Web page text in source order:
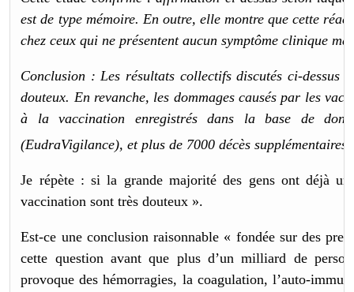
est de type mémoire. En outre, elle montre que cette
chez ceux qui ne présentent aucun symptôme clinique
Conclusion : Les résultats collectifs discutés ci-dessus
douteux. En revanche, les dommages causés par les
à la vaccination enregistrés dans la base de
(EudraVigilance), et plus de 7000 décès
Je répète : si la grande majorité des gens ont déjà
vaccination sont très douteux ».
Est-ce une conclusion raisonnable « fondée sur des
cette question avant que plus d’un milliard de
provoque des hémorragies, la coagulation, l’auto-